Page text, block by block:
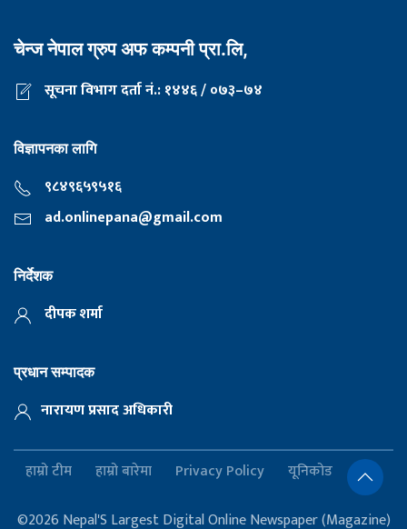
चेन्ज नेपाल ग्रुप अफ कम्पनी प्रा.लि,
सूचना विभाग दर्ता नं.: १४४६ / ०७३–७४
विज्ञापनका लागि
९८४९६५९५१६
ad.onlinepana@gmail.com
निर्देशक
दीपक शर्मा
प्रधान सम्पादक
नारायण प्रसाद अधिकारी
हाम्रो टीम हाम्रो बारेमा Privacy Policy यूनिकोड
©2026 Nepal'S Largest Digital Online Newspaper (Magazine)